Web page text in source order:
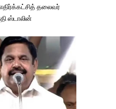
தலைவர்
ஸ்டாலின்